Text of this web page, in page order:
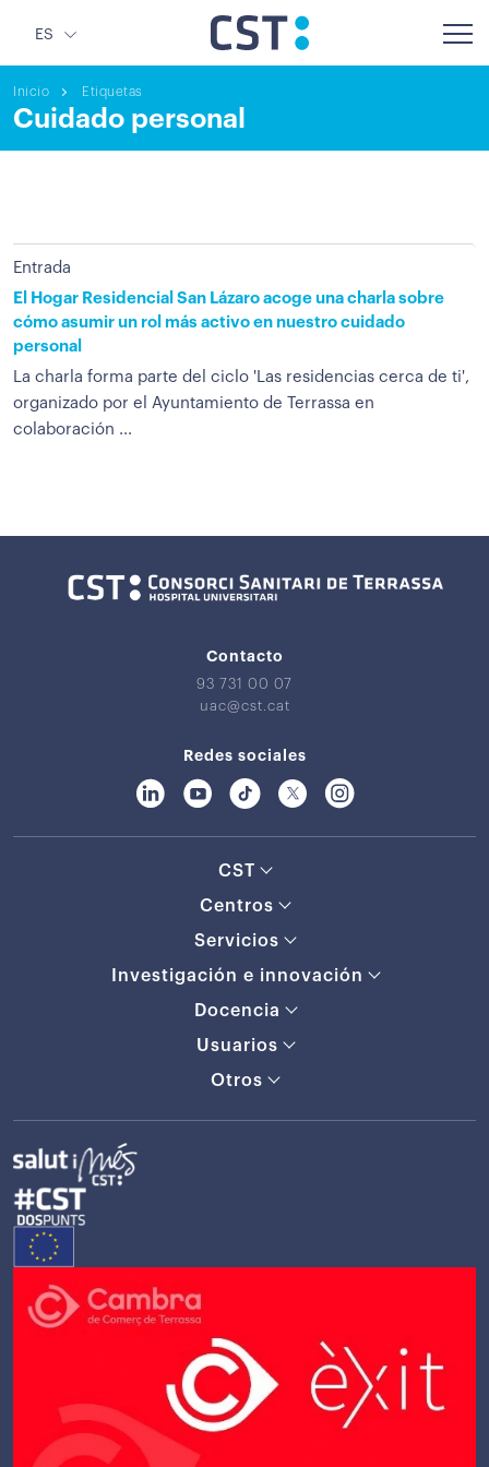
ES
Inicio Etiquetas
Cuidado personal
Entrada
El Hogar Residencial San Lázaro acoge una charla sobre
cómo asumir un rol más activo en nuestro cuidado
personal
La charla forma parte del ciclo 'Las residencias cerca de ti',
organizado por el Ayuntamiento de Terrassa en
colaboración ...
Contacto
93 731 00 07
uac@cst.cat
Redes sociales
CST
Centros
Servicios
Investigación e innovación
Docencia
Usuarios
Otros